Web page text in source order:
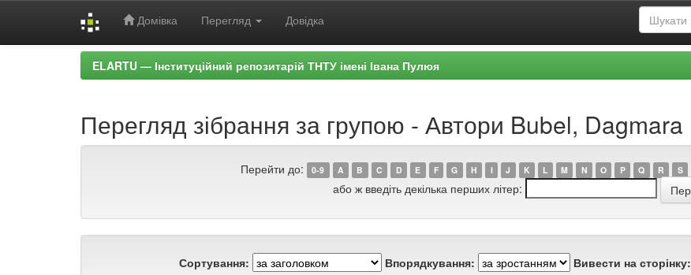
Домівка Перегляд Довідка
ELARTU — Інституційний репозитарій ТНТУ імені Івана Пулюя
Перегляд зібрання за групою - Автори Bubel, Dagmara
Перейти до: 0-9 A B C D E F G H I J K L M N O P Q R S
або ж введіть декілька перших літер:
Сортування: Впорядкування: Вивести на сторінку: